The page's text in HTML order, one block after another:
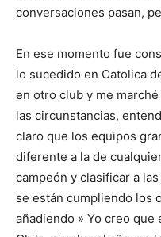
conversaciones pasan,
En ese momento fue
lo sucedido en Catolica
en otro club y me
las circunstancias,
claro que los equipos
diferente a la de
campeón y clasificar a
se están cumpliendo los
añadiendo » Yo creo